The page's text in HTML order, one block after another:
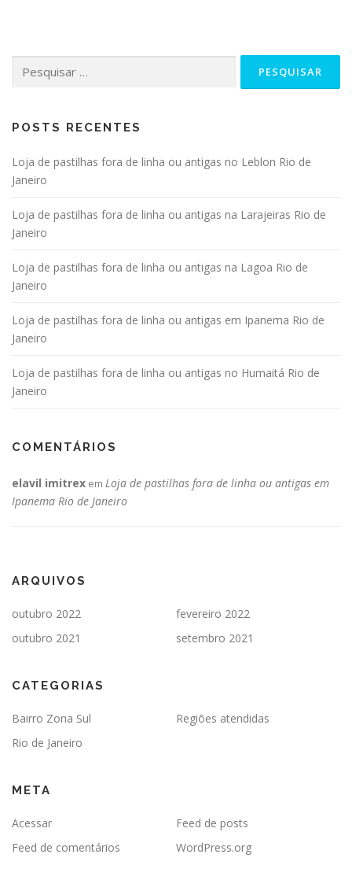
por:
POSTS RECENTES
Loja de pastilhas fora de linha ou antigas no Leblon Rio de
Janeiro
Loja de pastilhas fora de linha ou antigas na Larajeiras Rio de
Janeiro
Loja de pastilhas fora de linha ou antigas na Lagoa Rio de
Janeiro
Loja de pastilhas fora de linha ou antigas em Ipanema Rio de
Janeiro
Loja de pastilhas fora de linha ou antigas no Humaitá Rio de
Janeiro
COMENTÁRIOS
elavil imitrex em Loja de pastilhas fora de linha ou antigas em
Ipanema Rio de Janeiro
ARQUIVOS
outubro 2022
fevereiro 2022
outubro 2021
setembro 2021
CATEGORIAS
Bairro Zona Sul
Regiões atendidas
Rio de Janeiro
META
Acessar
Feed de posts
Feed de comentários
WordPress.org